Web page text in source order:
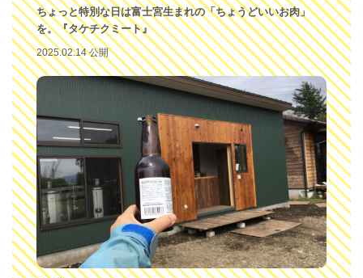
ちょっと特別な日は富士宮生まれの「ちょうどいいお肉」
を。『タケチクミート』
2025.02.14 公開